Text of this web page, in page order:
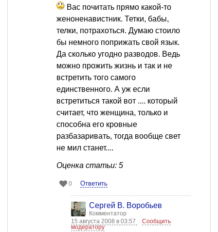
Вас почитать прямо какой-то
женоненавистник. Тетки, бабы,
телки, потрахоться. Думаю стоило
бы немного поприжать свой язык.
Да сколько угодно разводов. Ведь
можно прожить жизнь и так и не
встретить того самого
единственного. А уж если
встретиться такой вот .... который
считает, что женщина, только и
способна его кровные
разбазаривать, тогда вообще свет
не мил станет....
Оценка статьи: 5
0 Ответить
Сергей В. Воробьев
Комментатор
15 августа 2008 в 03:57
Сообщить
модератору